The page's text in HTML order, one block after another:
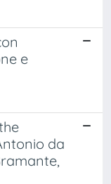
e
da